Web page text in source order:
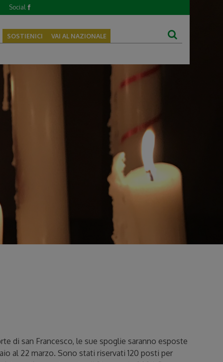
Social
SOSTIENICI VAI AL NAZIONALE
di san Francesco, le sue spoglie saranno esposte
al 22 marzo. Sono stati riservati 120 posti per